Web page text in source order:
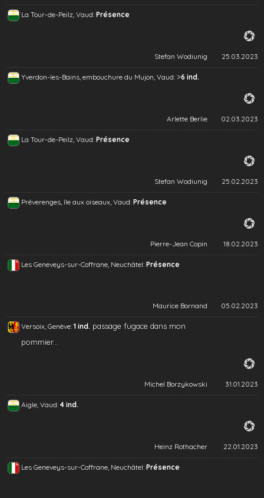
La Tour-de-Peilz, Vaud: Présence
Stefan Wodiunig 25.03.2023
Yverdon-les-Bains, embouchure du Mujon, Vaud: >6 ind.
Arlette Berlie 02.03.2023
La Tour-de-Peilz, Vaud: Présence
Stefan Wodiunig 25.02.2023
Préverenges, île aux oiseaux, Vaud: Présence
Pierre-Jean Copin 18.02.2023
Les Geneveys-sur-Coffrane, Neuchâtel: Présence
Maurice Bornand 05.02.2023
Versoix, Genève: 1 ind. passage fugace dans mon
pommier...
Michel Borzykowski 31.01.2023
Aigle, Vaud: 4 ind.
Heinz Rothacher 22.01.2023
Les Geneveys-sur-Coffrane, Neuchâtel: Présence